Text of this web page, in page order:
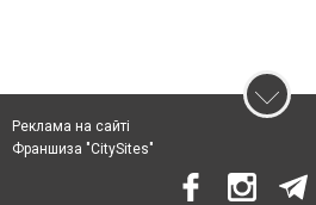
Реклама на сайті
Франшиза "CitySites"